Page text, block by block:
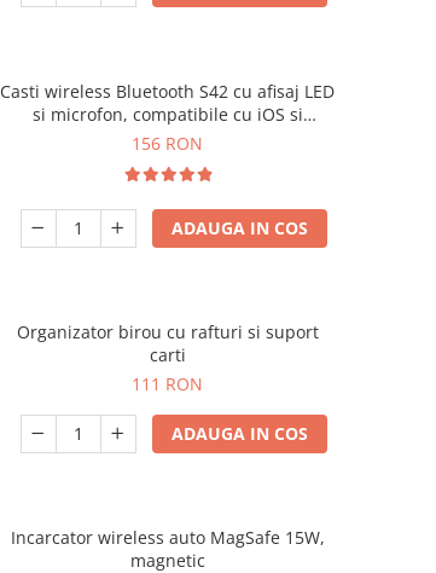
Casti wireless Bluetooth S42 cu afisaj LED
si microfon, compatibile cu iOS si
Android
156 RON
ADAUGA IN COS
Organizator birou cu rafturi si suport
carti
111 RON
ADAUGA IN COS
Incarcator wireless auto MagSafe 15W,
magnetic